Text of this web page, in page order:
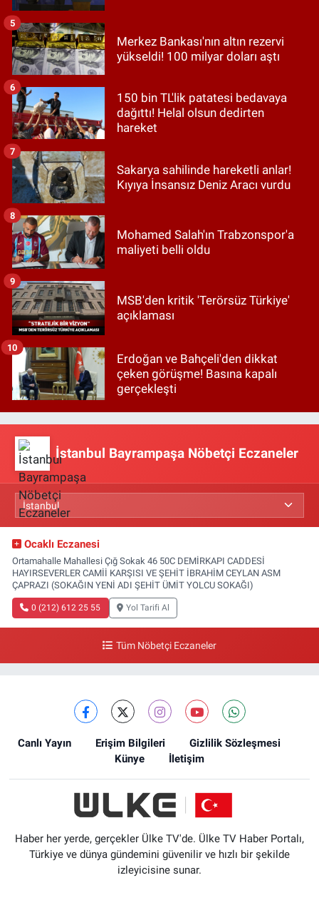
Merkez Bankası'nın altın rezervi
yükseldi! 100 milyar doları aştı
5
150 bin TL'lik patatesi bedavaya
dağıttı! Helal olsun dedirten
hareket
6
Sakarya sahilinde hareketli anlar!
Kıyıya İnsansız Deniz Aracı vurdu
7
Mohamed Salah'ın Trabzonspor'a
maliyeti belli oldu
8
MSB'den kritik 'Terörsüz Türkiye'
açıklaması
9
Erdoğan ve Bahçeli'den dikkat
çeken görüşme! Basına kapalı
gerçekleşti
10
İstanbul Bayrampaşa Nöbetçi Eczaneler
Ocaklı Eczanesi
Ortamahalle Mahallesi Çığ Sokak 46 50C DEMİRKAPI CADDESİ
HAYIRSEVERLER CAMİİ KARŞISI VE ŞEHİT İBRAHİM CEYLAN ASM
ÇAPRAZI (SOKAĞIN YENİ ADI ŞEHİT ÜMİT YOLCU SOKAĞI)
0 (212) 612 25 55 Yol Tarifi Al
Tüm Nöbetçi Eczaneler
Canlı Yayın Erişim Bilgileri
Gizlilik Sözleşmesi
Künye
İletişim
Haber her yerde, gerçekler Ülke TV'de. Ülke TV Haber Portalı,
Türkiye ve dünya gündemini güvenilir ve hızlı bir şekilde
izleyicisine sunar.